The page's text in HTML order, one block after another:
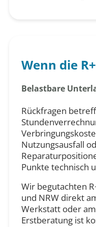
Wenn die
Belastbare
Rückfragen
Nutzungsausfall
Punkte technisch
Wir begutachten
und NRW direkt
Werkstatt oder
Erstberatung ist